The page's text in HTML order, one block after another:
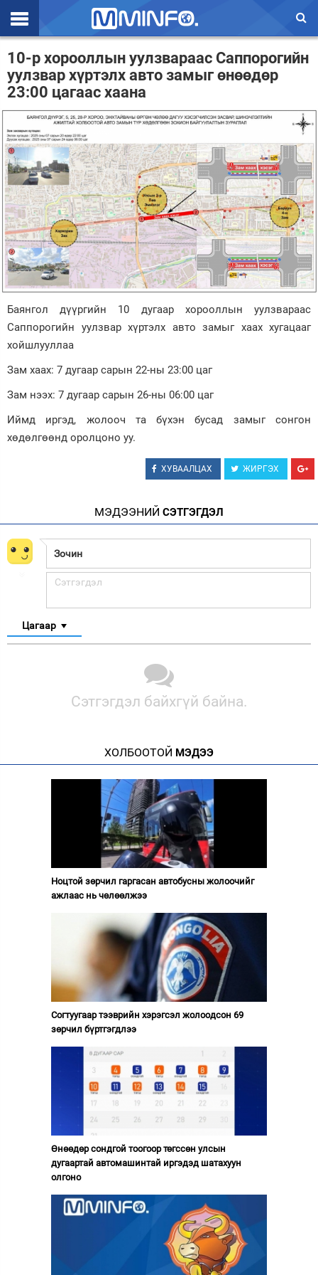
Эхлэл
Цаг агаар
Валют ханш
Улс төр
Эдийн засаг
Үзэл бодол
Спорт
Нийгэм
Дэлхий
Энтертайнмэнт
Зурхай
10-р хорооллын уулзвараас Саппорогийн
уулзвар хүртэлх авто замыг өнөөдөр
23:00 цагаас хаана
Баянгол дүүргийн 10 дугаар хорооллын уулзвараас
Саппорогийн уулзвар хүртэлх авто замыг хаах хугацааг
хойшлууллаа
Зам хаах: 7 дугаар сарын 22-ны 23:00 цаг
Зам нээх: 7 дугаар сарын 26-ны 06:00 цаг
Иймд иргэд, жолооч та бүхэн бусад замыг сонгон
хөдөлгөөнд оролцоно уу.
ХУВААЛЦАХ ЖИРГЭХ
МЭДЭЭНИЙ СЭТГЭГДЭЛ
Цагаар
Сэтгэгдэл байхгүй байна.
ХОЛБООТОЙ МЭДЭЭ
Ноцтой зөрчил гаргасан автобусны жолоочийг
ажлаас нь чөлөөлжээ
Согтуугаар тээврийн хэрэгсэл жолоодсон 69
зөрчил бүртгэгдлээ
Өнөөдөр сондгой тоогоор төгссөн улсын
дугаартай автомашинтай иргэдэд шатахуун
олгоно